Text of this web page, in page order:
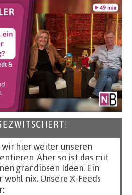
hier weiter unseren
Aber so ist das mit
grandiosen Ideen. Ein
wohl nix. Unsere X-Feeds